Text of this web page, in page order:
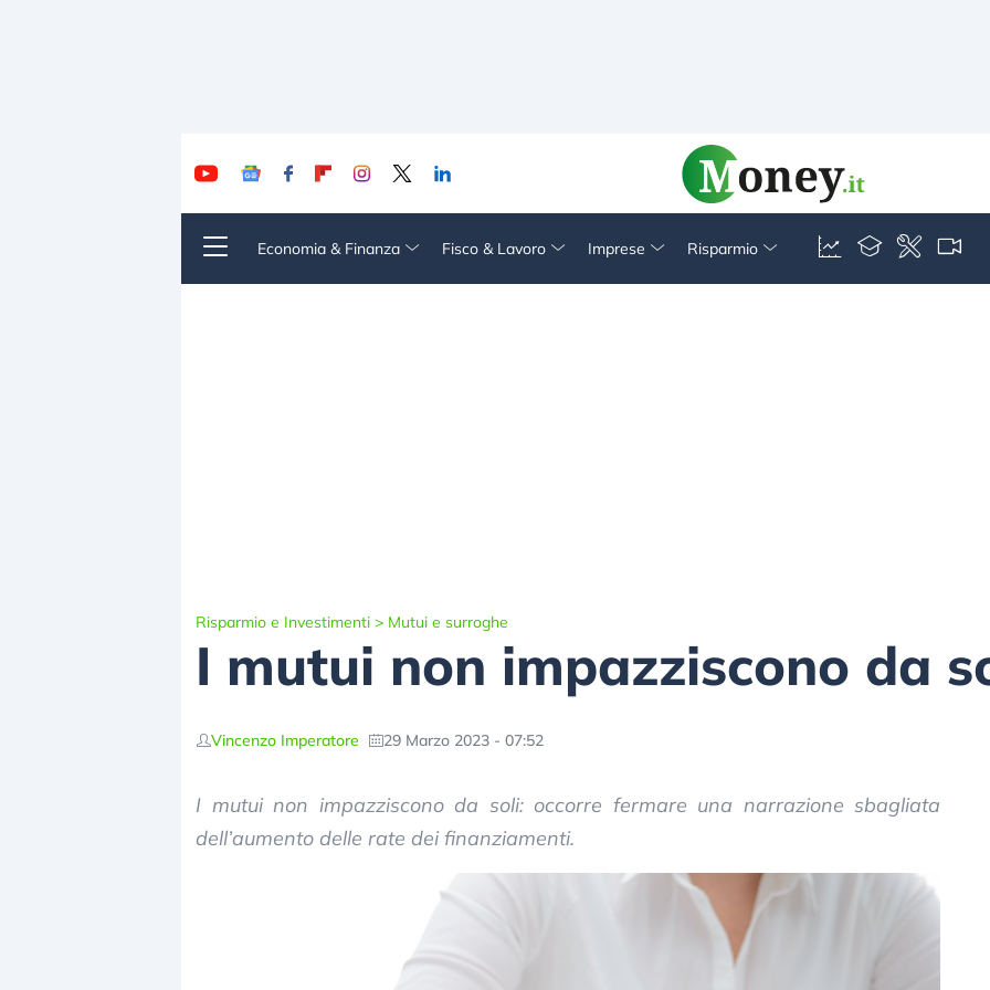
Economia & Finanza Fisco & Lavoro Imprese Risparmio
Risparmio e Investimenti > Mutui e surroghe
I mutui non impazziscono da
Vincenzo Imperatore 29 Marzo 2023 - 07:52
I mutui non impazziscono da soli: occorre fermare una narrazione sbagliata
dell’aumento delle rate dei finanziamenti.